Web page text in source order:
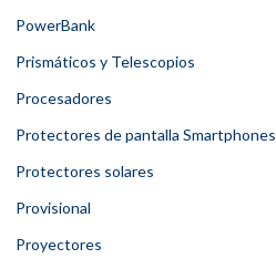
PowerBank
Prismáticos y Telescopios
Procesadores
Protectores de pantalla Smartphones
Protectores solares
Provisional
Proyectores